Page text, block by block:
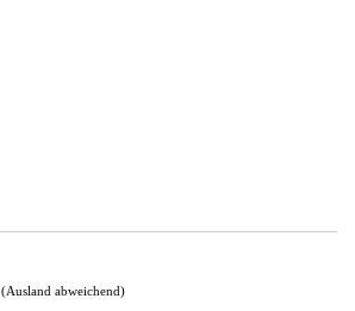
(Ausland abweichend)